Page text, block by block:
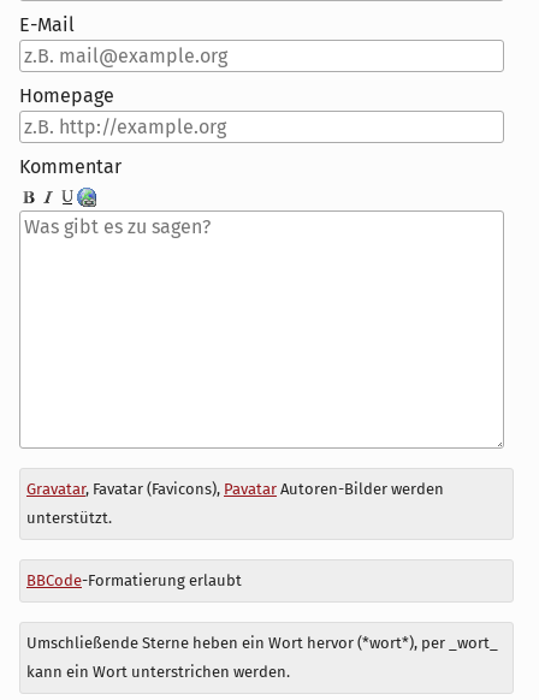
E-Mail
Homepage
Kommentar
Antwort
zu
Gravatar, Favatar (Favicons), PavatarAutoren-Bilder werden
unterstützt.
BBCode-Formatierung erlaubt
Umschließende Sterne heben ein Wort hervor (*wort*), per _wort_
kann ein Wort unterstrichen werden.